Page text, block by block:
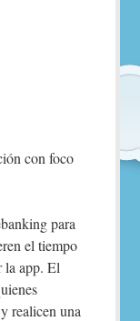
con foco
para
el tiempo
la app. El
realicen una